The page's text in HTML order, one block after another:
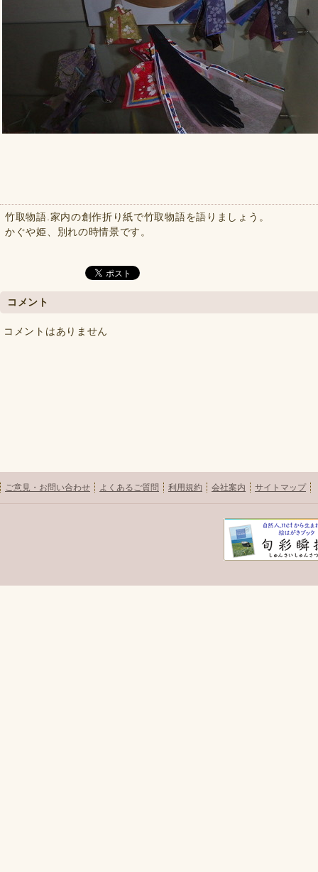
竹取物語.家内の創作折り紙で竹取物語を語りましょう。
かぐや姫、別れの時情景です。
コメント
コメントはありません
ご意見・お問い合わせ よくあるご質問 利用規約 会社案内 サイトマップ